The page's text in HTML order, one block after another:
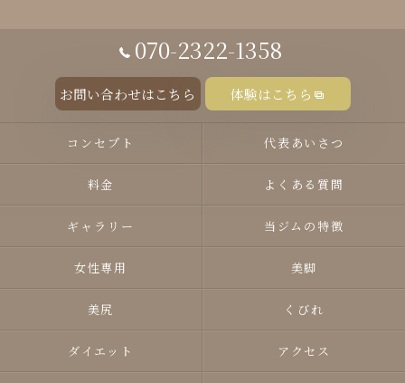
070-2322-1358
お問い合わせはこちら 体験はこちら
コンセプト 代表あいさつ
料金 よくある質問
ギャラリー 当ジムの特徴
女性専用 美脚
美尻 くびれ
ダイエット アクセス